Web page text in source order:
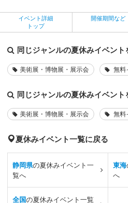
イベント詳細
トップ
開催期間など
同じジャンルの夏休みイベント
美術展・博物展・展示会 無料
同じジャンルの夏休みイベント
美術展・博物展・展示会 無料
夏休みイベント一覧に戻る
静岡県の夏休みイベント一
覧へ
東海
へ
全国の夏休みイベント一覧